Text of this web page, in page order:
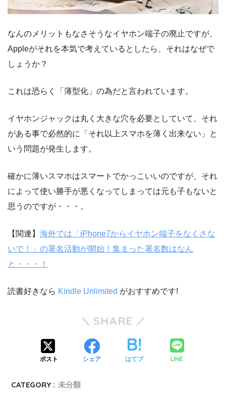
なんのメリットもなさそうなイヤホン端子の廃止ですが、
Appleがそれを本気で考えているとしたら、それはなぜで
しょうか？
これは恐らく「薄型化」の為だと言われています。
イヤホンジャックは丸く大きな穴を必要としていて、それ
がある事で必然的に「それ以上スマホを薄く出来ない」と
いう問題が発生します。
確かに薄いスマホはスマートでかっこいいのですが、それ
によって使い勝手が悪くなってしまっては元も子もないと
思うのですが・・・。
【関連】 海外では「iPhone7からイヤホン端子をなくさな
いで！」の署名活動が開始！集まった署名数はなん
と・・・！
読書好きなら Kindle Unlimited がおすすめです!
SHARE
ポスト シェア はてブ LINE
CATEGORY : 未分類